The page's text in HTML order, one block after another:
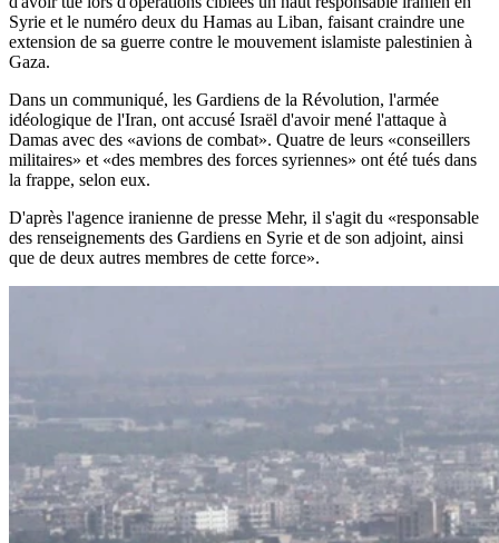
Syrie et le numéro deux du Hamas au Liban, faisant craindre une
extension de sa guerre contre le mouvement islamiste palestinien à
Gaza.
Dans un communiqué, les Gardiens de la Révolution, l'armée
idéologique de l'Iran, ont accusé Israël d'avoir mené l'attaque à
Damas avec des «avions de combat». Quatre de leurs «conseillers
militaires» et «des membres des forces syriennes» ont été tués dans
la frappe, selon eux.
D'après l'agence iranienne de presse Mehr, il s'agit du «responsable
des renseignements des Gardiens en Syrie et de son adjoint, ainsi
que de deux autres membres de cette force».